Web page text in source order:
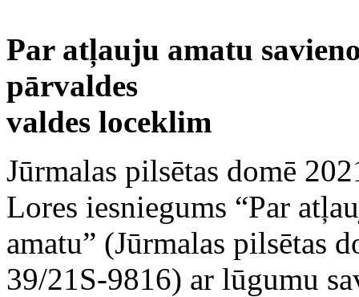
Par atļauju amatu
pārvaldes
valdes loceklim
Jūrmalas pilsētas domē
Lores iesniegums “Par
amatu” (Jūrmalas pilsētas
39/21S-9816) ar lūgumu